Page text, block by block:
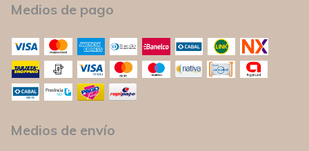
Medios de pago
Medios de envío